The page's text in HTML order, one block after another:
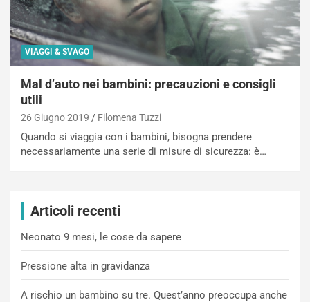
VIAGGI & SVAGO
Mal d’auto nei bambini: precauzioni e consigli
utili
26 Giugno 2019 Filomena Tuzzi
Quando si viaggia con i bambini, bisogna prendere
necessariamente una serie di misure di sicurezza: è…
Articoli recenti
Neonato 9 mesi, le cose da sapere
Pressione alta in gravidanza
A rischio un bambino su tre. Quest’anno preoccupa anche